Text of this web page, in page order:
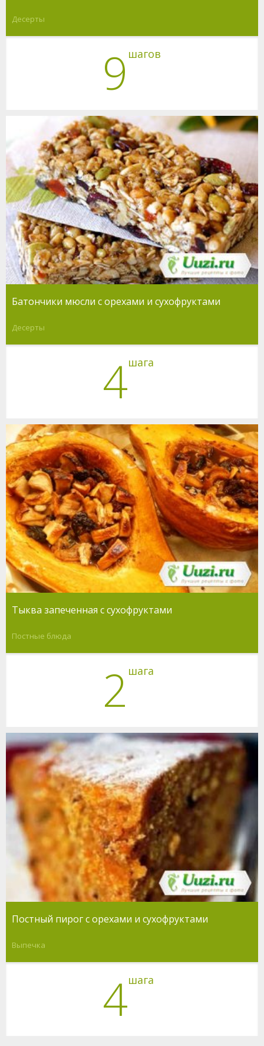
Десерты
9 шагов
Батончики мюсли с орехами и сухофруктами
Десерты
4шага
Тыква запеченная с сухофруктами
Постные блюда
2 шага
Постный пирог с орехами и сухофруктами
Выпечка
4шага